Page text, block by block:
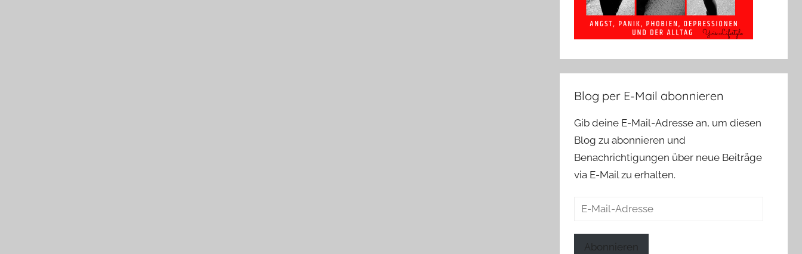
Blog per E-Mail abonnieren
Gib deine E-Mail-Adresse an, um diesen
Blog zu abonnieren und
Benachrichtigungen über neue Beiträge
via E-Mail zu erhalten.
E-
Abonnieren